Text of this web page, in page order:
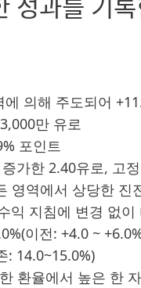
성과를 기
의해 주도되어
만 유로
포인트
가한 2.40유로, 고
영역에서 상당한 진
익 지침에 변경 없
(이전: +4.0 ~
: 14.0~15.0%)
환율에서 높은 한